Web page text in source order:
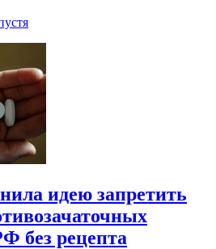
идею запретить
без рецепта